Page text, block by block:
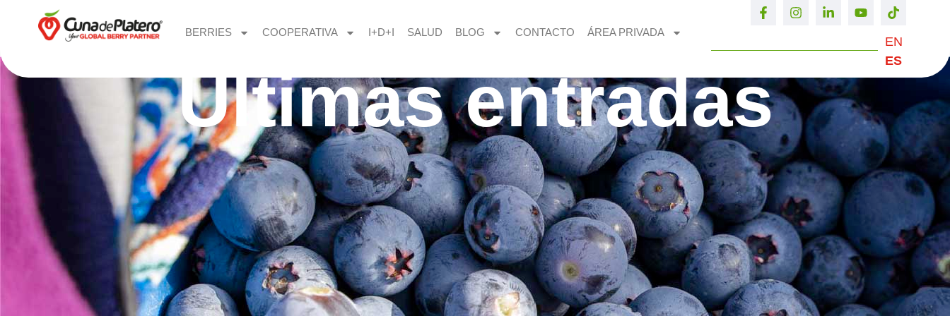
BERRIES COOPERATIVA I+D+I SALUD BLOG CONTACTO ÁREA PRIVADA
EN
ES
Últimas entradas